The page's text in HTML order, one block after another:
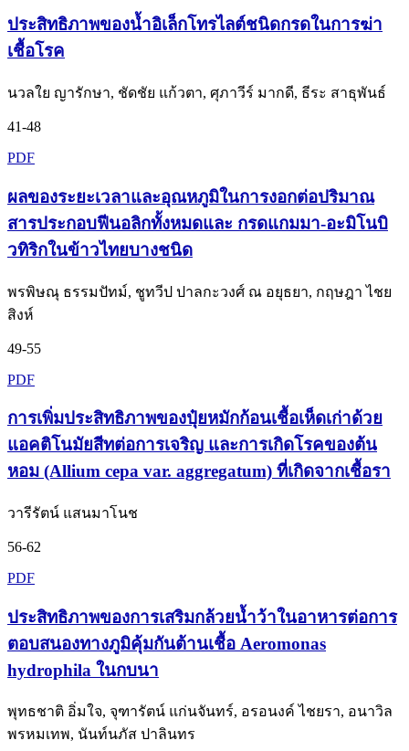
ประสิทธิภาพของน้ำอิเล็กโทรไลต์ชนิดกรดในการฆ่า
เชื้อโรค
นวลใย ญารักษา, ชัดชัย แก้วตา, ศุภาวีร์ มากดี, ธีระ สาธุพันธ์
41-48
PDF
ผลของระยะเวลาและอุณหภูมิในการงอกต่อปริมาณ
สารประกอบฟีนอลิกทั้งหมดและ กรดแกมมา-อะมิโนบิ
วทิริกในข้าวไทยบางชนิด
พรพิษณุ ธรรมปัทม์, ชูทวีป ปาลกะวงศ์ ณ อยุธยา, กฤษฎา ไชย
สิงห์
49-55
PDF
การเพิ่มประสิทธิภาพของปุ๋ยหมักก้อนเชื้อเห็ดเก่าด้วย
แอคติโนมัยสีทต่อการเจริญ และการเกิดโรคของต้น
หอม (Allium cepa var. aggregatum) ที่เกิดจากเชื้อรา
วารีรัตน์ แสนมาโนช
56-62
PDF
ประสิทธิภาพของการเสริมกล้วยน้ำว้าในอาหารต่อการ
ตอบสนองทางภูมิคุ้มกันต้านเชื้อ Aeromonas
hydrophila ในกบนา
พุทธชาติ อิ่มใจ, จุฑารัตน์ แก่นจันทร์, อรอนงค์ ไชยรา, อนาวิล
พรหมเทพ, นันท์นภัส ปาลินทร